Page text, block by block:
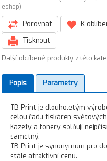
eshop)
Porovnat K
Tisknout
Další oblíbené produkty z této
Popis Parametry
TB Print je dlouholetým
celou řadu tiskáren
Kazety a tonery splňují
samotný.
TB Print je synonymum pro
stále atraktivní cenu.